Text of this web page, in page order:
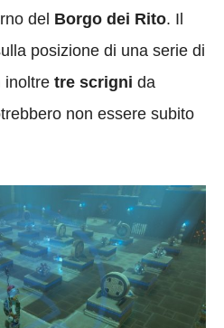
del Borgo dei Rito. Il
posizione di una serie di
inoltre tre scrigni da
non essere subito